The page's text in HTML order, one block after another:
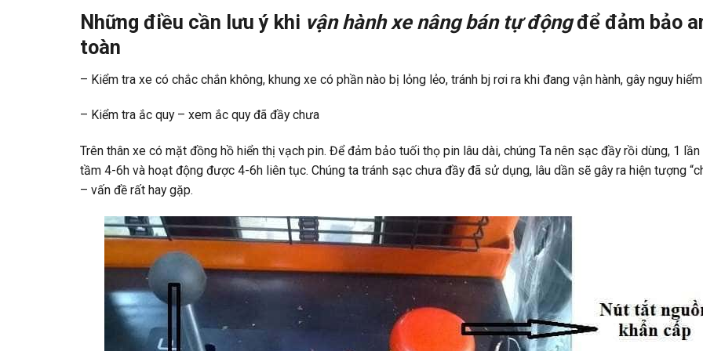
Những điều cần lưu ý khi vận hànhxe nâng bán tự độngđể đảm bảo
toàn
– Kiểm tra xe có chắc chắn không, khung xe có phần nào bị lỏng lẻo, tránh bj rơi ra khi đang vận hành, gây nguy hiểm
– Kiểm tra ắc quy – xem ắc quy đã đầy chưa
Trên thân xe có mặt đồng hồ hiển thị vạch pin. Để đảm bảo tuối thọ pin lâu dài, chúng Ta nên sạc đầy rồi dùng, 1
tầm 4-6h và hoạt động được 4-6h liên tục. Chúng ta tránh sạc chưa đầy đã sử dụng, lâu dần sẽ gây ra hiện tượng
– vấn đề rất hay gặp.